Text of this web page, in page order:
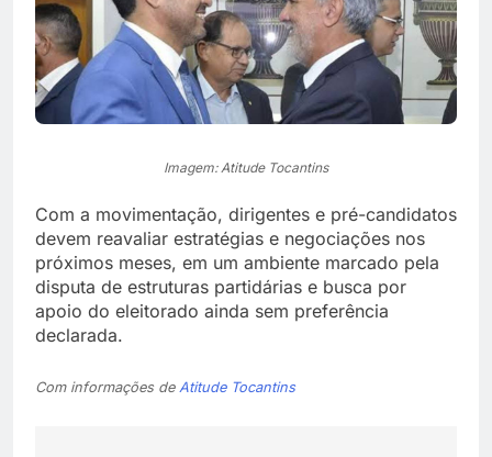
Imagem: Atitude Tocantins
Com a movimentação, dirigentes e pré-candidatos
devem reavaliar estratégias e negociações nos
próximos meses, em um ambiente marcado pela
disputa de estruturas partidárias e busca por
apoio do eleitorado ainda sem preferência
declarada.
Com informações de Atitude Tocantins